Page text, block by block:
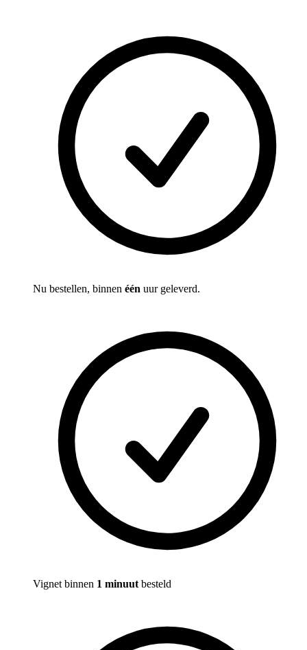
Nu bestellen, binnen één uur geleverd.
Vignet binnen 1 minuut besteld